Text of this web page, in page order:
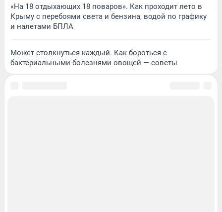
«На 18 отдыхающих 18 поваров». Как проходит лето в
Крыму с перебоями света и бензина, водой по графику
и налетами БПЛА
Может столкнуться каждый. Как бороться с
бактериальными болезнями овощей — советы